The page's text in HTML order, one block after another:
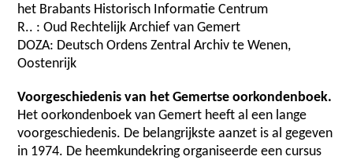
het Brabants Historisch Informatie Centrum
R.. : Oud Rechtelijk Archief van Gemert
DOZA: Deutsch Ordens Zentral Archiv te Wenen,
Oostenrijk
Voorgeschiedenis van het Gemertse oorkondenboek.
Het oorkondenboek van Gemert heeft al een lange
voorgeschiedenis. De belangrijkste aanzet is al gegeven
in 1974. De heemkundekring organiseerde een cursus